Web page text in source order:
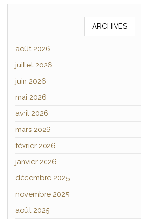
ARCHIVES
août 2026
juillet 2026
juin 2026
mai 2026
avril 2026
mars 2026
février 2026
janvier 2026
décembre 2025
novembre 2025
août 2025